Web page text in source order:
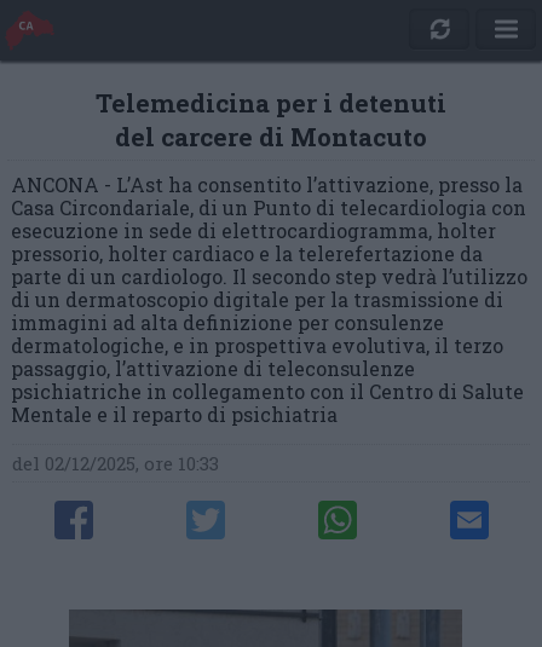
Telemedicina per i detenuti
del carcere di Montacuto
ANCONA - L’Ast ha consentito l’attivazione, presso la
Casa Circondariale, di un Punto di telecardiologia con
esecuzione in sede di elettrocardiogramma, holter
pressorio, holter cardiaco e la telerefertazione da
parte di un cardiologo. Il secondo step vedrà l’utilizzo
di un dermatoscopio digitale per la trasmissione di
immagini ad alta definizione per consulenze
dermatologiche, e in prospettiva evolutiva, il terzo
passaggio, l’attivazione di teleconsulenze
psichiatriche in collegamento con il Centro di Salute
Mentale e il reparto di psichiatria
del 02/12/2025, ore 10:33